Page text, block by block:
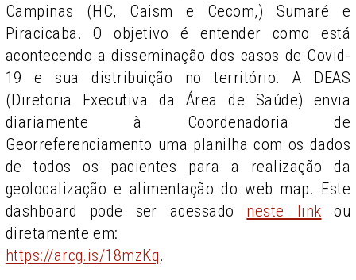
Campinas (HC, Caism e Cecom,) Sumaré e
Piracicaba. O objetivo é entender como está
acontecendo a disseminação dos casos de Covid-
19 e sua distribuição no território. A DEAS
(Diretoria Executiva da Área de Saúde) envia
diariamente à Coordenadoria de
Georreferenciamento uma planilha com os dados
de todos os pacientes para a realização da
geolocalização e alimentação do web map. Este
dashboard pode ser acessado neste link ou
diretamente em:
https://arcg.is/18mzKq.